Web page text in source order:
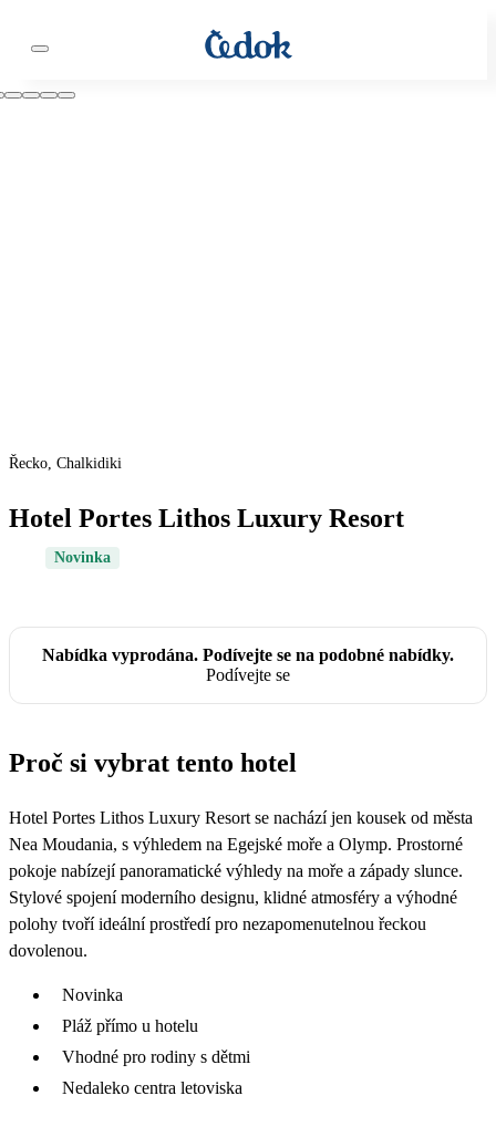
Řecko, Chalkidiki
Hotel Portes Lithos Luxury Resort
Novinka
Nabídka vyprodána. Podívejte se na podobné nabídky.
Podívejte se
Proč si vybrat tento hotel
Hotel Portes Lithos Luxury Resort se nachází jen kousek od města
Nea Moudania, s výhledem na Egejské moře a Olymp. Prostorné
pokoje nabízejí panoramatické výhledy na moře a západy slunce.
Stylové spojení moderního designu, klidné atmosféry a výhodné
polohy tvoří ideální prostředí pro nezapomenutelnou řeckou
dovolenou.
Novinka
Pláž přímo u hotelu
Vhodné pro rodiny s dětmi
Nedaleko centra letoviska